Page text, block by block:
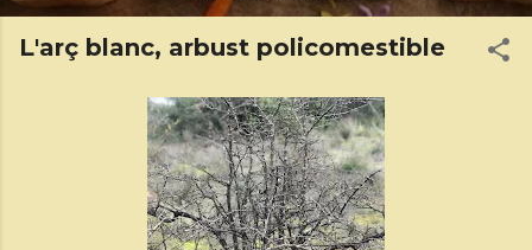
L'arç blanc, arbust policomestible